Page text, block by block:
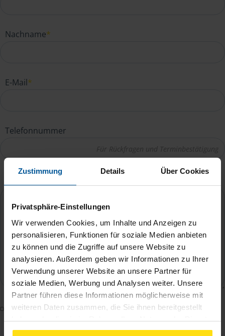
Zustimmung Details Über Cookies
Privatsphäre-Einstellungen
Wir verwenden Cookies, um Inhalte und Anzeigen zu
personalisieren, Funktionen für soziale Medien anbieten
zu können und die Zugriffe auf unsere Website zu
analysieren. Außerdem geben wir Informationen zu Ihrer
Verwendung unserer Website an unsere Partner für
soziale Medien, Werbung und Analysen weiter. Unsere
Partner führen diese Informationen möglicherweise mit
weiteren Daten zusammen, die Sie ihnen bereitgestellt
haben oder die sie im Rahmen Ihrer Nutzung der Dienste
gesammelt haben. Indem Sie auf Einverstanden klicken,
Nachname*
E-Mail*
Telefonnummer
Ihre Nachricht an Petra Henning
Mit dem Absenden des Kontaktformulars erkläre ich
mich damit einverstanden, dass meine Daten zur